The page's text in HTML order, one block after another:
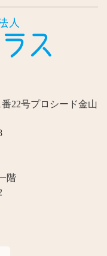
22号プロシード金山
階